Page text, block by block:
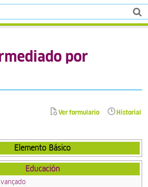
por
Ver formulario Historial
Elemento Básico
Educación